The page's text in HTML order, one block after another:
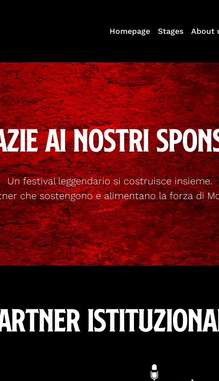
Homepage Stages About
ai nostri
Un festival leggendario si costruisce insieme.
che sostengono e alimentano la forza di